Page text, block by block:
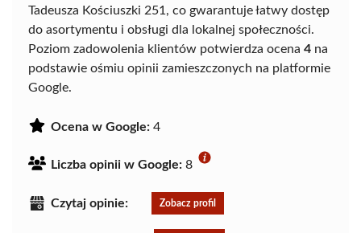
Tadeusza Kościuszki 251, co gwarantuje łatwy dostęp
do asortymentu i obsługi dla lokalnej społeczności.
Poziom zadowolenia klientów potwierdza ocena 4 na
podstawie ośmiu opinii zamieszczonych na platformie
Google.
Ocena w Google: 4
Liczba opinii w Google: 8
Czytaj opinie: Zobacz profil